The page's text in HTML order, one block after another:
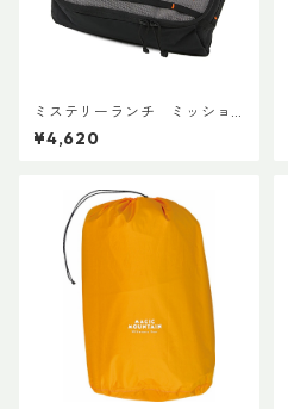
ミステリーランチ ミッショ
ンパッキングキューブ M ブ
ラック
¥4,620